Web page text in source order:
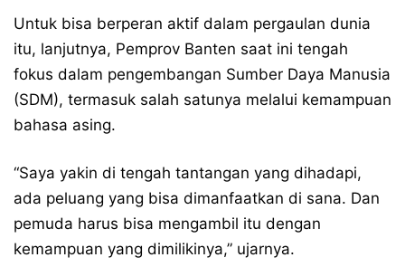
Untuk bisa berperan aktif dalam pergaulan dunia
itu, lanjutnya, Pemprov Banten saat ini tengah
fokus dalam pengembangan Sumber Daya Manusia
(SDM), termasuk salah satunya melalui kemampuan
bahasa asing.
“Saya yakin di tengah tantangan yang dihadapi,
ada peluang yang bisa dimanfaatkan di sana. Dan
pemuda harus bisa mengambil itu dengan
kemampuan yang dimilikinya,” ujarnya.